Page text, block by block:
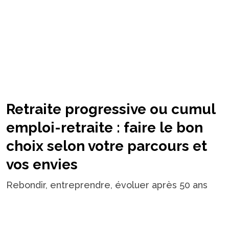
Retraite progressive ou cumul
emploi-retraite : faire le bon
choix selon votre parcours et
vos envies
Rebondir, entreprendre, évoluer après 50 ans